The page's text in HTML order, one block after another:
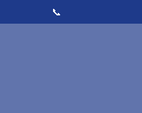
📞